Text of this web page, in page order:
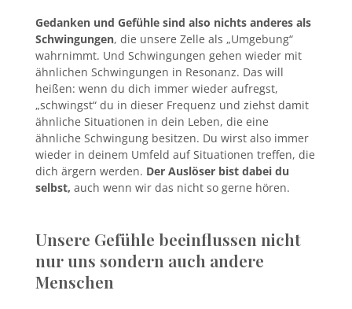
Gedanken und Gefühle sind also nichts anderes als
Schwingungen, die unsere Zelle als „Umgebung“
wahrnimmt. Und Schwingungen gehen wieder mit
ähnlichen Schwingungen in Resonanz. Das will
heißen: wenn du dich immer wieder aufregst,
„schwingst“ du in dieser Frequenz und ziehst damit
ähnliche Situationen in dein Leben, die eine
ähnliche Schwingung besitzen. Du wirst also immer
wieder in deinem Umfeld auf Situationen treffen, die
dich ärgern werden. Der Auslöser bist dabei du
selbst, auch wenn wir das nicht so gerne hören.
Unsere Gefühle beeinflussen nicht
nur uns sondern auch andere
Menschen